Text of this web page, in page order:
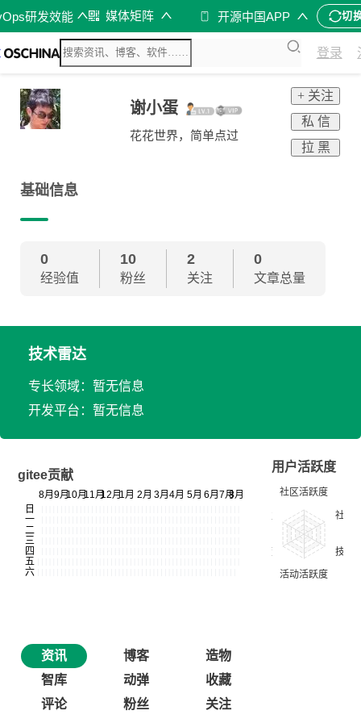
研发效能 媒体矩阵 开源中国APP 切
登录
谢小蛋
花花世界，简单点过
+ 关注
私 信
拉 黑
基础信息
0
经验值
10
粉丝
2
关注
0
文章总量
技术雷达
专长领域：暂无信息
开发平台：暂无信息
gitee贡献
用户活跃度
资讯 博客
造物
智库
动弹
收藏
评论
粉丝 关注